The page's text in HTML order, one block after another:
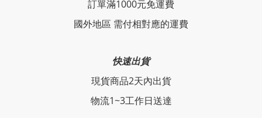
訂單滿1000元免運費
國外地區 需付相對應的運費
快速出貨
現貨商品2天內出貨
物流1~3工作日送達